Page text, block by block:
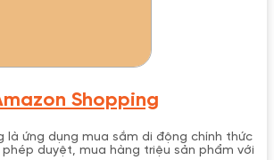
Shopping
là ứng dụng mua sắm di động chính thức
duyệt, mua hàng triệu sản phẩm với